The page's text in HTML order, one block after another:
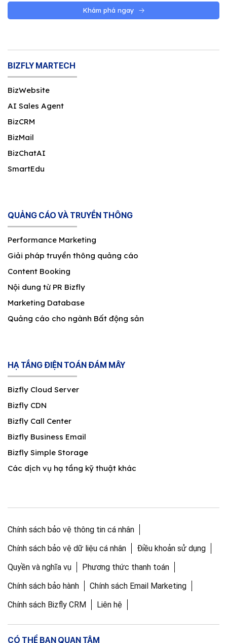
Khám phá ngay
BIZFLY MARTECH
BizWebsite
AI Sales Agent
BizCRM
BizMail
BizChatAI
SmartEdu
QUẢNG CÁO VÀ TRUYỀN THÔNG
Performance Marketing
Giải pháp truyền thông quảng cáo
Content Booking
Nội dung từ PR Bizfly
Marketing Database
Quảng cáo cho ngành Bất động sản
HẠ TẦNG ĐIỆN TOÁN ĐÁM MÂY
Bizfly Cloud Server
Bizfly CDN
Bizfly Call Center
Bizfly Business Email
Bizfly Simple Storage
Các dịch vụ hạ tầng kỹ thuật khác
Chính sách bảo vệ thông tin cá nhân
Chính sách bảo vệ dữ liệu cá nhân
Điều khoản sử dụng
Quyền và nghĩa vụ
Phương thức thanh toán
Chính sách bảo hành
Chính sách Email Marketing
Chính sách Bizfly CRM
Liên hệ
CÓ THỂ BẠN QUAN TÂM